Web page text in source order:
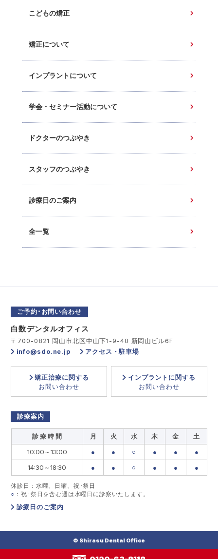
こどもの矯正
矯正について
インプラントについて
学会・セミナー活動について
ドクターのつぶやき
スタッフのつぶやき
診療日のご案内
全一覧
ご予約･お問い合わせ
白数デンタルオフィス
〒700-0821 岡山市北区中山下1-9-40 新岡山ビル6F
info@sdo.ne.jp
アクセス・駐車場
矯正治療に関する
お問い合わせ
インプラントに関する
お問い合わせ
診療案内
診 療 時 間 月 火 水 木 金
土
10:00～13:00
● ● ○ ● ●
●
14:30～18:30
● ● ○ ● ● ●
休診日：水曜、日曜、祝･祭日
○ ：祝･祭日を含む週は水曜日に診察いたします。
診療日のご案内
© Shirasu Dental Office